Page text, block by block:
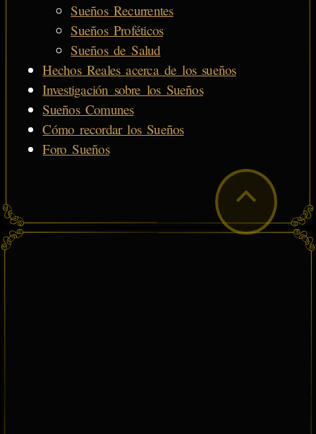
Sueños Recurrentes
Sueños Proféticos
Sueños de Salud
Hechos Reales acerca de los sueños
Investigación sobre los Sueños
Sueños Comunes
Cómo recordar los Sueños
Foro Sueños